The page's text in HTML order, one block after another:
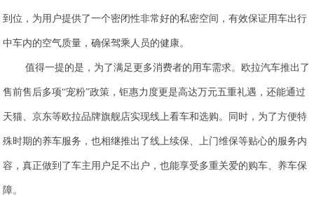
到位，为用户提供了一个密闭性非常好的私密空间，有效保证用车出行
中车内的空气质量，确保驾乘人员的健康。
值得一提的是，为了满足更多消费者的用车需求。欧拉汽车推出了
售前售后多项“宠粉”政策，钜惠力度更是高达万元五重礼遇，还能通过
天猫、京东等欧拉品牌旗舰店实现线上看车和选购。同时，为了方便特
殊时期的养车服务，也相继推出了线上续保、上门维保等贴心的服务内
容，真正做到了车主用户足不出户，也能享受多重关爱的购车、养车保
障。